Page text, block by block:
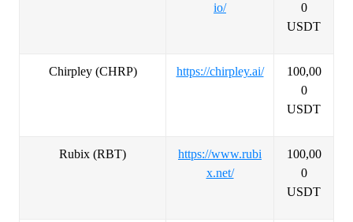
io/
0
USDT
Chirpley (CHRP) https://chirpley.ai/
100,00
0
USDT
Rubix (RBT)
https://www.rubi
x.net/
100,00
0
USDT